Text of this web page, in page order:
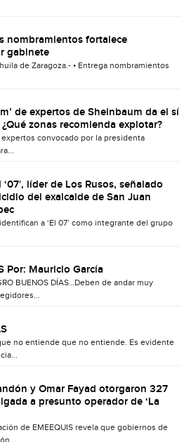
nombramientos fortalece
gabinete
de Zaragoza.- • Entrega nombramientos
de expertos de Sheinbaum da el sí
zonas recomienda explotar?
convocado por la presidenta
líder de Los Rusos, señalado
del exalcalde de San Juan
a ‘El 07’ como integrante del grupo
Por: Mauricio García
BUENOS DÍAS…Deben de andar muy
no entiende que no entiende. Es evidente
y Omar Fayad otorgaron 327
a presunto operador de ‘La
de EMEEQUIS revela que gobiernos de